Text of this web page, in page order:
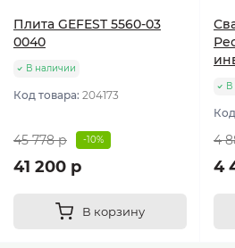
Плита GEFEST 5560-03
0040
В наличии
Код товара: 204173
45 778 р -10%
41 200 р
В корзину
В
4
4